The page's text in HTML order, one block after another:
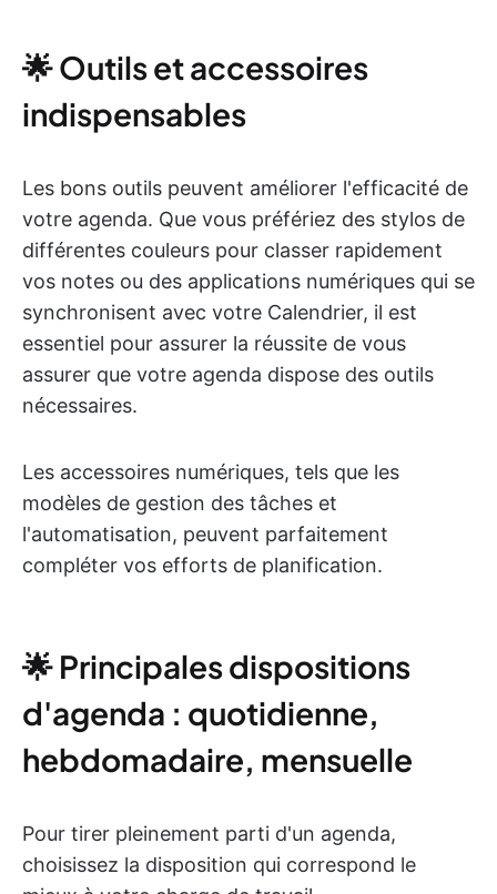
🌟 Outils et accessoires
indispensables
Les bons outils peuvent améliorer l'efficacité de
votre agenda. Que vous préfériez des stylos de
différentes couleurs pour classer rapidement
vos notes ou des applications numériques qui se
synchronisent avec votre Calendrier, il est
essentiel pour assurer la réussite de vous
assurer que votre agenda dispose des outils
nécessaires.
Les accessoires numériques, tels que les
modèles de gestion des tâches et
l'automatisation, peuvent parfaitement
compléter vos efforts de planification.
🌟 Principales dispositions
d'agenda : quotidienne,
hebdomadaire, mensuelle
Pour tirer pleinement parti d'un agenda,
choisissez la disposition qui correspond le